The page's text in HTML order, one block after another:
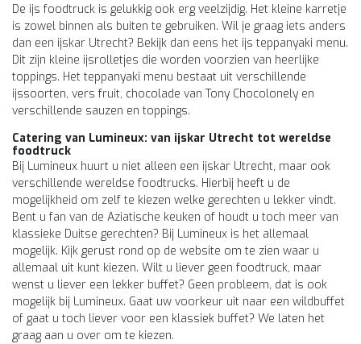
De ijs foodtruck is gelukkig ook erg veelzijdig. Het kleine karretje
is zowel binnen als buiten te gebruiken. Wil je graag iets anders
dan een ijskar Utrecht? Bekijk dan eens het ijs teppanyaki menu.
Dit zijn kleine ijsrolletjes die worden voorzien van heerlijke
toppings. Het teppanyaki menu bestaat uit verschillende
ijssoorten, vers fruit, chocolade van Tony Chocolonely en
verschillende sauzen en toppings.
Catering van Lumineux: van ijskar Utrecht tot wereldse
foodtruck
Bij Lumineux huurt u niet alleen een ijskar Utrecht, maar ook
verschillende wereldse foodtrucks. Hierbij heeft u de
mogelijkheid om zelf te kiezen welke gerechten u lekker vindt.
Bent u fan van de Aziatische keuken of houdt u toch meer van
klassieke Duitse gerechten? Bij Lumineux is het allemaal
mogelijk. Kijk gerust rond op de website om te zien waar u
allemaal uit kunt kiezen. Wilt u liever geen foodtruck, maar
wenst u liever een lekker buffet? Geen probleem, dat is ook
mogelijk bij Lumineux. Gaat uw voorkeur uit naar een wildbuffet
of gaat u toch liever voor een klassiek buffet? We laten het
graag aan u over om te kiezen.